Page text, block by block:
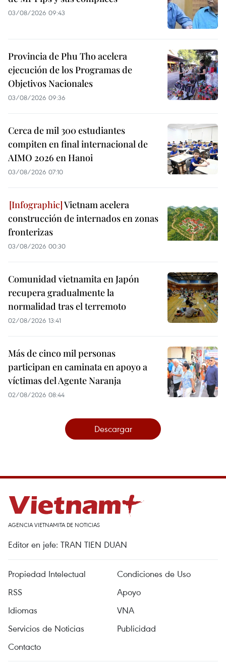
03/08/2026 09:43
Provincia de Phu Tho acelera
ejecución de los Programas de
Objetivos Nacionales
03/08/2026 09:36
Cerca de mil 300 estudiantes
compiten en final internacional de
AIMO 2026 en Hanoi
03/08/2026 07:10
Vietnam acelera
construcción de internados en zonas
fronterizas
03/08/2026 00:30
Comunidad vietnamita en Japón
recupera gradualmente la
normalidad tras el terremoto
02/08/2026 13:41
Más de cinco mil personas
participan en caminata en apoyo a
víctimas del Agente Naranja
02/08/2026 08:44
Descargar
AGENCIA VIETNAMITA DE NOTICIAS
Editor en jefe: TRAN TIEN DUAN
Propiedad Intelectual
Condiciones de Uso
RSS
Apoyo
Idiomas
VNA
Servicios de Noticias
Publicidad
Contacto